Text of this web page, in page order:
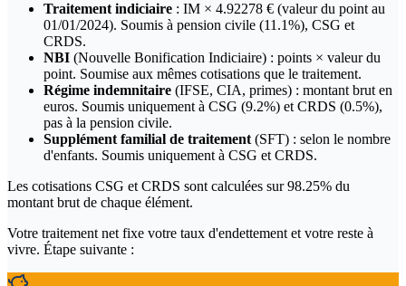
Traitement indiciaire : IM × 4.92278 € (valeur du point au
01/01/2024). Soumis à pension civile (11.1%), CSG et
CRDS.
NBI (Nouvelle Bonification Indiciaire) : points × valeur du
point. Soumise aux mêmes cotisations que le traitement.
Régime indemnitaire (IFSE, CIA, primes) : montant brut en
euros. Soumis uniquement à CSG (9.2%) et CRDS (0.5%),
pas à la pension civile.
Supplément familial de traitement(SFT) : selon le nombre
d'enfants. Soumis uniquement à CSG et CRDS.
Les cotisations CSG et CRDS sont calculées sur98.25% du
montant brut de chaque élément.
Votre traitement net fixe votre taux d'endettement et votre reste à
vivre. Étape suivante :